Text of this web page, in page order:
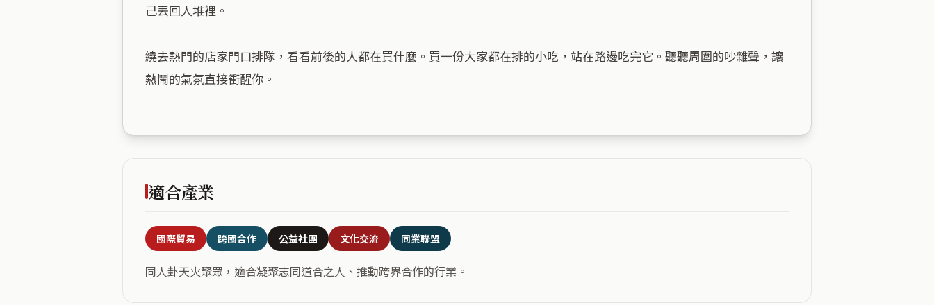
己丟回人堆裡。
繞去熱門的店家門口排隊，看看前後的人都在買什麼。買一份大家都在排的小吃，站在路邊吃完它。聽聽周圍的吵雜聲，讓
熱鬧的氣氛直接衝醒你。
適合產業
國際貿易 跨國合作 公益社團 文化交流 同業聯盟
同人卦天火聚眾，適合凝聚志同道合之人、推動跨界合作的行業。